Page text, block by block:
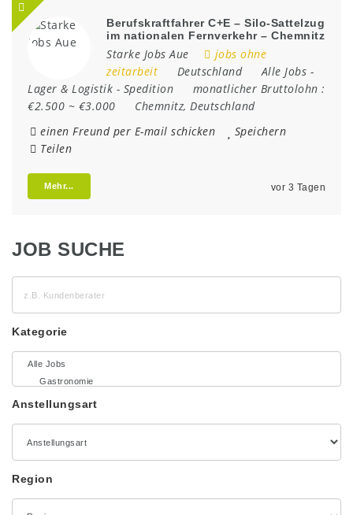
Berufskraftfahrer C+E – Silo-Sattelzug
im nationalen Fernverkehr – Chemnitz
Starke Jobs Aue
jobs ohne
zeitarbeit
Deutschland Alle Jobs -
Lager & Logistik - Spedition
monatlicher Bruttolohn :
€2.500 ~ €3.000
Chemnitz, Deutschland
einen Freund per E-mail schicken
Speichern
Teilen
Mehr... vor 3 Tagen
JOB SUCHE
z.B.
Kundenberater
Kategorie
Anstellungsart
Region